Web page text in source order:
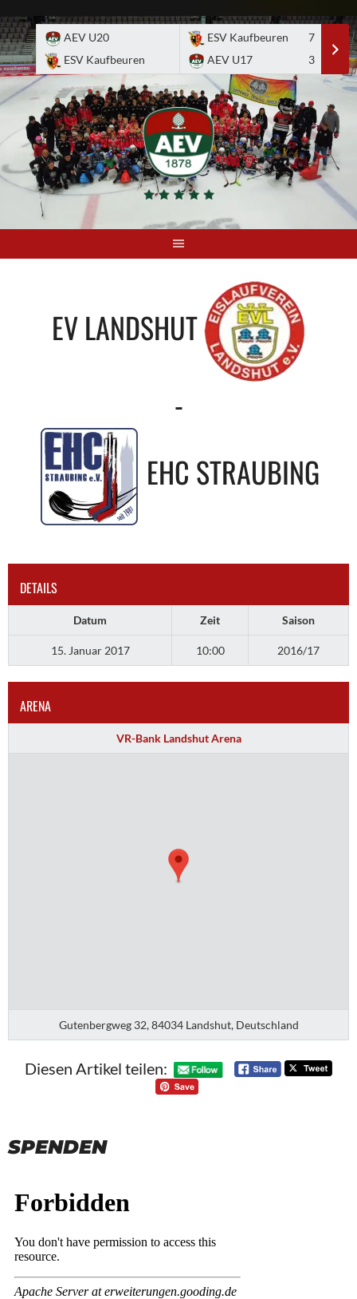
to
content
AEV U20
ESV Kaufbeuren
ESV Kaufbeuren
7
AEV U17
3
EV LANDSHUT
-
EHC STRAUBING
DETAILS
Datum Zeit Saison
15. Januar 2017 10:00 2016/17
ARENA
VR-Bank Landshut Arena
Gutenbergweg 32, 84034 Landshut, Deutschland
Diesen Artikel teilen:
SPENDEN